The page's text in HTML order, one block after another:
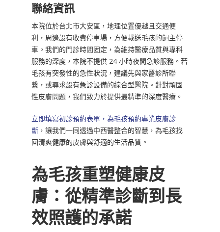
聯絡資訊
本院位於台北市大安區，地理位置優越且交通便
利，周邊設有收費停車場，方便載送毛孩的飼主停
車。我們的門診時間固定，為維持醫療品質與專科
服務的深度，本院不提供 24 小時夜間急診服務。若
毛孩有突發性的急性狀況，建議先與家醫診所聯
繫，或尋求設有急診設備的綜合型醫院。針對頑固
性皮膚問題，我們致力於提供最精準的深度醫療。
立即填寫初診預約表單，為毛孩預約專業皮膚診
斷 ，讓我們一同透過中西醫整合的智慧，為毛孩找
回清爽健康的皮膚與舒適的生活品質。
為毛孩重塑健康皮
膚：從精準診斷到長
效照護的承諾